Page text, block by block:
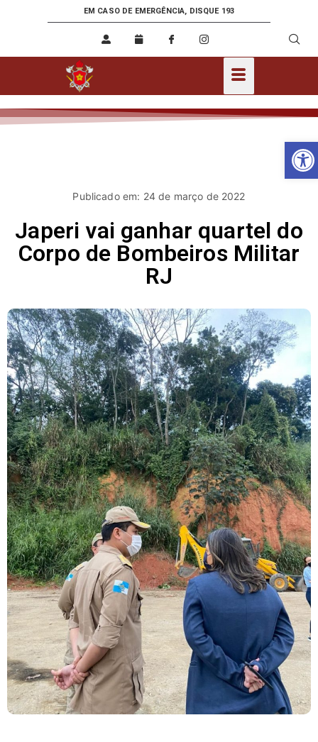
EM CASO DE EMERGÊNCIA, DISQUE 193
Publicado em: 24 de março de 2022
Japeri vai ganhar quartel do
Corpo de Bombeiros Militar
RJ